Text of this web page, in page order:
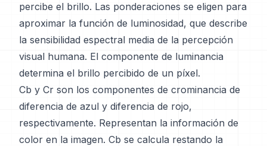
percibe el brillo. Las ponderaciones se eligen para
aproximar la función de luminosidad, que describe
la sensibilidad espectral media de la percepción
visual humana. El componente de luminancia
determina el brillo percibido de un píxel.
Cb y Cr son los componentes de crominancia de
diferencia de azul y diferencia de rojo,
respectivamente. Representan la información de
color en la imagen. Cb se calcula restando la